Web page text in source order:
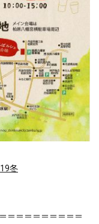
冬
＝＝＝＝＝＝＝＝＝